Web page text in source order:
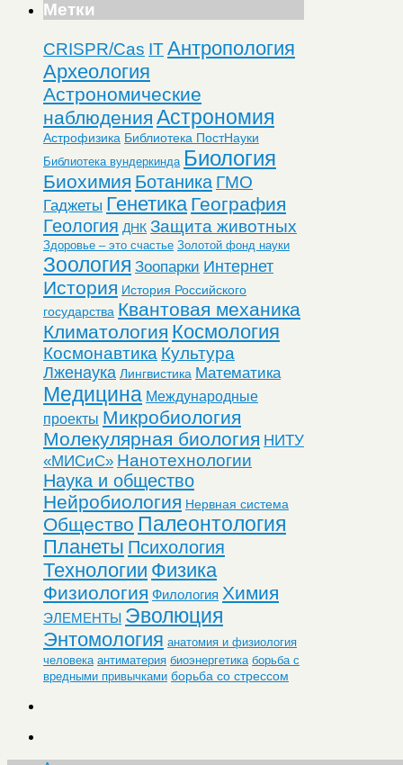
Метки
CRISPR/Cas ITАнтропология
Археология
Астрономические
наблюдения Астрономия
Астрофизика Библиотека ПостНауки
Библиотека вундеркинда Биология
Биохимия Ботаника ГМО
Гаджеты Генетика География
Геология ДНК Защита животных
Здоровье – это счастье Золотой фонд науки
Зоология Зоопарки Интернет
История История Российского
государства Квантовая механика
Климатология Космология
Космонавтика Культура
Лженаука Лингвистика Математика
Медицина Международные
проекты Микробиология
Молекулярная биология НИТУ
«МИСиС» Нанотехнологии
Наука и общество
Нейробиология Нервная система
Общество Палеонтология
Планеты Психология
Технологии Физика
Физиология Филология Химия
ЭЛЕМЕНТЫ Эволюция
Энтомология анатомия и физиология
человека антиматерия биоэнергетика борьба с
вредными привычками борьба со стрессом